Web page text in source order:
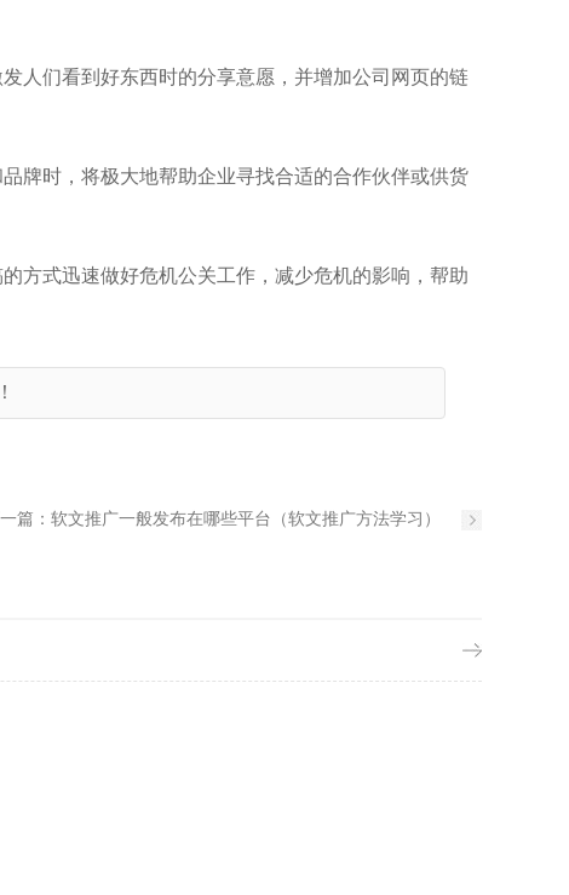
人们看到好东西时的分享意愿，并增加公司网页的链
牌时，将极大地帮助企业寻找合适的合作伙伴或供货
方式迅速做好危机公关工作，减少危机的影响，帮助
篇： 软文推广一般发布在哪些平台（软文推广方法学习）